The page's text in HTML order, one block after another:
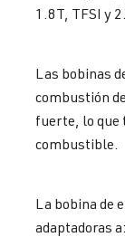
1.8T, TFSI y
Las bobinas
combustión
fuerte, lo que
combustible.
La bobina de
adaptadoras a: